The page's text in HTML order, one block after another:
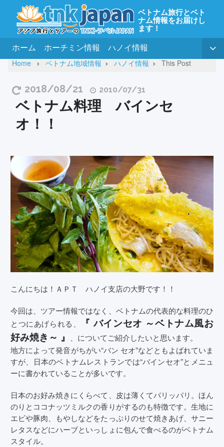
ベトナム旅行とベト
ナム情報をお届けし
ます！
ホーム ホーチミン情報 ハノイ情報
Home ベトナム地域情報 ハノイ情報 This Post
2018/08/21 2010/07/31
ベトナム料理 バインセ
オ！！
こんにちは！ＡＰＴ ハノイ支店の大野です！！
今回は、ツアー情報ではなく、ベトナムの代表的な料理のひ
とつにあげられる、
『 バインセオ ～ベトナム風お
好み焼き～ 』 、についてご紹介したいと思います。
地方によって発音がちがい“バン セオ”などともよばれていま
すが、日本のベトナムレストランでは“バインセオ”とメニュ
ーに書かれていることが多いです。
日本のお好み焼きにくらべて、皮は薄くてパリッパリ。ほん
のりとココナッツミルクの香りがするのも特徴です。生地に
エビや豚肉、もやしなどをたっぷりのせて焼きあげ、サニー
レタスなどにハーブといっしょに包んで食べるのがベトナム
スタイル。